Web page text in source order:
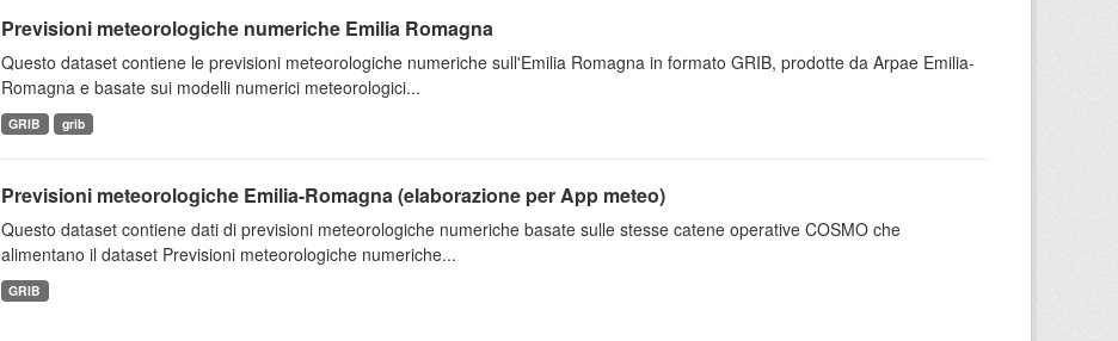
Previsioni meteorologiche numeriche Emilia Romagna
Questo dataset contiene le previsioni meteorologiche numeriche sull'Emilia Romagna in formato GRIB, prodotte da Arpae Emilia-
Romagna e basate sui modelli numerici meteorologici...
GRIB grib
Previsioni meteorologiche Emilia-Romagna (elaborazione per App meteo)
Questo dataset contiene dati di previsioni meteorologiche numeriche basate sulle stesse catene operative COSMO che
alimentano il dataset Previsioni meteorologiche numeriche...
GRIB